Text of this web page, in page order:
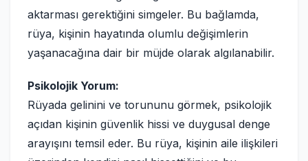
aktarması gerektiğini simgeler. Bu bağlamda,
rüya, kişinin hayatında olumlu değişimlerin
yaşanacağına dair bir müjde olarak algılanabilir.
Psikolojik Yorum:
Rüyada gelinini ve torununu görmek, psikolojik
açıdan kişinin güvenlik hissi ve duygusal denge
arayışını temsil eder. Bu rüya, kişinin aile ilişkileri